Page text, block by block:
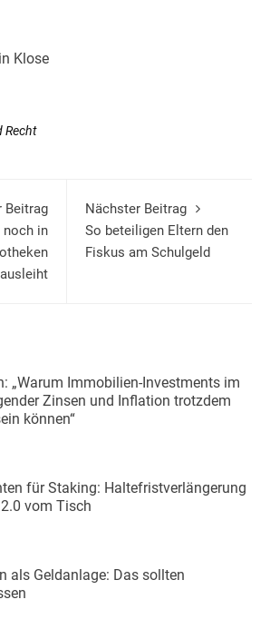
Klose
Recht
Beitrag
noch in
ausleiht
Nächster Beitrag
So beteiligen Eltern den
Fiskus am Schulgeld
„Warum Immobilien-Investments im
Zinsen und Inflation trotzdem
können“
für Staking: Haltefristverlängerung
vom Tisch
als Geldanlage: Das sollten